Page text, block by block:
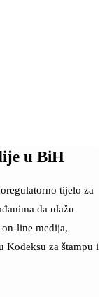
u BiH
tijelo za
da ulažu
line medija,
Kodeksu za štampu i